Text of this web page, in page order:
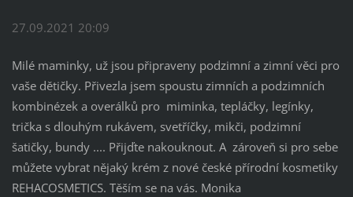
27.09.2021 20:09
Milé maminky, už jsou připraveny podzimní a zimní věci pro
vaše dětičky. Přivezla jsem spoustu zimních a podzimních
kombinézek a overálků pro miminka, tepláčky, legínky,
trička s dlouhým rukávem, svetříčky, mikči, podzimní
šatičky, bundy .... Přijďte nakouknout. A zároveň si pro sebe
můžete vybrat nějaký krém z nové české přírodní kosmetiky
REHACOSMETICS. Těším se na vás. Monika